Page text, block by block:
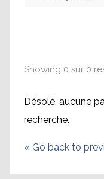
Showing 0 sur 0
Désolé, aucune
recherche.
« Go back to